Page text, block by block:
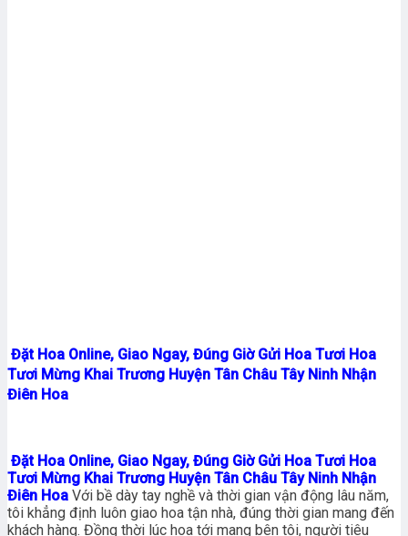
Đặt Hoa Online, Giao Ngay, Đúng Giờ Gửi Hoa Tươi Hoa
Tươi Mừng Khai Trương Huyện Tân Châu Tây Ninh Nhận
Điên Hoa
Đặt Hoa Online, Giao Ngay, Đúng Giờ Gửi Hoa Tươi Hoa
Tươi Mừng Khai Trương Huyện Tân Châu Tây Ninh Nhận
Điên Hoa Với bề dày tay nghề và thời gian vận động lâu năm,
tôi khẳng định luôn giao hoa tận nhà, đúng thời gian mang đến
khách hàng. Đồng thời lúc hoa tới mang bên tôi, người tiêu